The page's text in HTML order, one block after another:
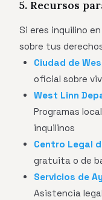
5. Recursos
Si eres inquilino
sobre tus
Ciudad de
oficial sobre
West Linn
Programas
inquilinos
Centro Legal
gratuita o de
Servicios de
Asistencia